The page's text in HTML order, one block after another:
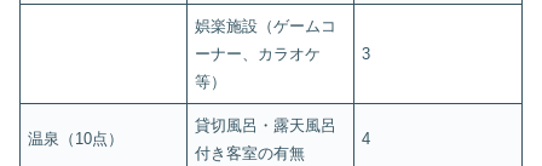
娯楽施設（ゲームコ
ーナー、カラオケ
等）
3
温泉（10点）
貸切風呂・露天風呂
付き客室の有無
4